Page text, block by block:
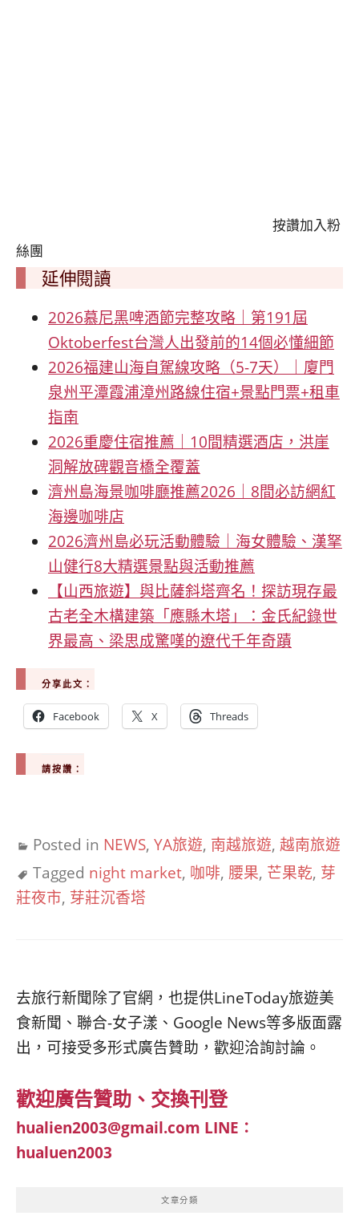
按讚加入粉
絲團
延伸閱讀
2026慕尼黑啤酒節完整攻略｜第191屆
Oktoberfest台灣人出發前的14個必懂細節
2026福建山海自駕線攻略（5-7天）｜廈門
泉州平潭霞浦漳州路線住宿+景點門票+租車
指南
2026重慶住宿推薦｜10間精選酒店，洪崖
洞解放碑觀音橋全覆蓋
濟州島海景咖啡廳推薦2026｜8間必訪網紅
海邊咖啡店
2026濟州島必玩活動體驗｜海女體驗、漢拏
山健行8大精選景點與活動推薦
【山西旅遊】與比薩斜塔齊名！探訪現存最
古老全木構建築「應縣木塔」：金氏紀錄世
界最高、梁思成驚嘆的遼代千年奇蹟
分享此文：
Facebook X Threads
請按讚：
Posted in NEWS, YA旅遊, 南越旅遊, 越南旅遊
Tagged night market, 咖啡, 腰果, 芒果乾, 芽
莊夜市, 芽莊沉香塔
去旅行新聞除了官網，也提供LineToday旅遊美
食新聞、聯合-女子漾、Google News等多版面露
出，可接受多形式廣告贊助，歡迎洽詢討論。
歡迎廣告贊助、交換刊登
hualien2003@gmail.com LINE：
hualuen2003
文章分類